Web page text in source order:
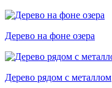
Дерево на фоне озера
Дерево рядом с металлом